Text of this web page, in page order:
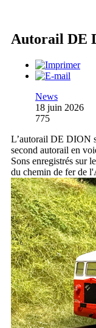
Autorail DE
News
18 juin 2026
775
L’autorail DE DION
second autorail en
Sons enregistrés sur
du chemin de fer de